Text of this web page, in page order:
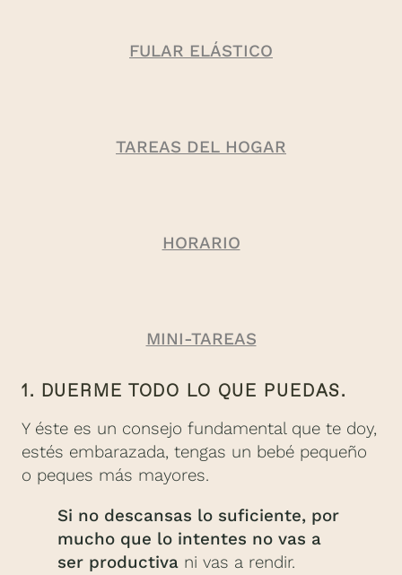
FULAR ELÁSTICO
TAREAS DEL HOGAR
HORARIO
MINI-TAREAS
1. DUERME TODO LO QUE PUEDAS.
Y éste es un consejo fundamental que te doy,
estés embarazada, tengas un bebé pequeño
o peques más mayores.
Si no descansas lo suficiente, por
mucho que lo intentes no vas a
ser productiva ni vas a rendir.